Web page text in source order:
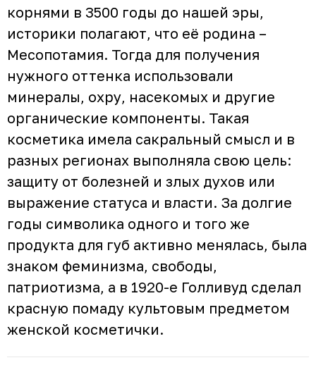
корнями в 3500 годы до нашей эры,
историки полагают, что её родина –
Месопотамия. Тогда для получения
нужного оттенка использовали
минералы, охру, насекомых и другие
органические компоненты. Такая
косметика имела сакральный смысл и в
разных регионах выполняла свою цель:
защиту от болезней и злых духов или
выражение статуса и власти. За долгие
годы символика одного и того же
продукта для губ активно менялась, была
знаком феминизма, свободы,
патриотизма, а в 1920-е Голливуд сделал
красную помаду культовым предметом
женской косметички.